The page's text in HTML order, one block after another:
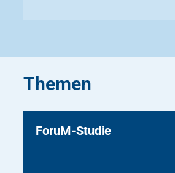
Themen
ForuM-Studie